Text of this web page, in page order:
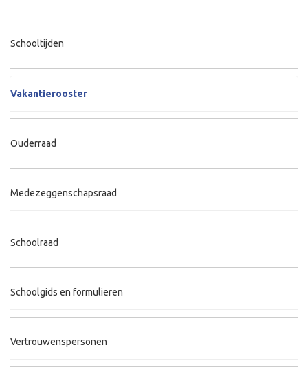
Schooltijden
Vakantierooster
Ouderraad
Medezeggenschapsraad
Schoolraad
Schoolgids en formulieren
Vertrouwenspersonen